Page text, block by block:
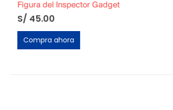
Figura del Inspector Gadget
S/45.00
Compra ahora